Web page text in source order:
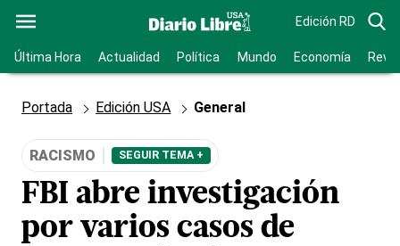
Edición RD
Última Hora Actualidad Política Mundo Economía
Portada Edición USA General
RACISMO SEGUIR TEMA +
FBI abre investigación
por varios casos de